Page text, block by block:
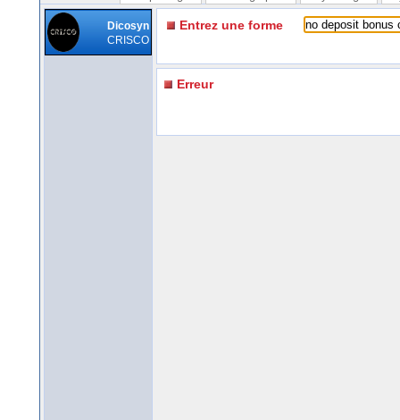
Dicosyn
CRISCO
Entrez une forme
Erreur